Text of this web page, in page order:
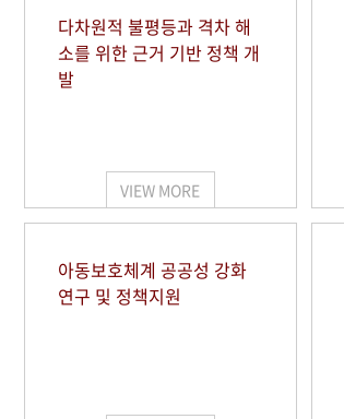
다차원적 불평등과 격차 해
소를 위한 근거 기반 정책 개
발
VIEW MORE
아동보호체계 공공성 강화
연구 및 정책지원